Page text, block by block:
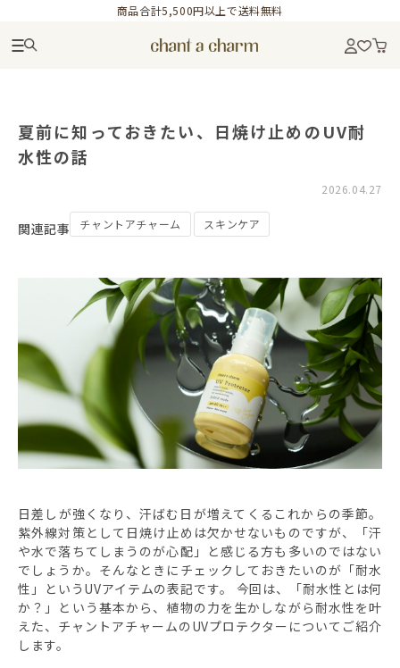
商品合計5,500円以上で送料無料
夏前に知っておきたい、日焼け止めのUV耐
水性の話
2026.04.27
関連記事 チャントアチャーム スキンケア
日差しが強くなり、汗ばむ日が増えてくるこれからの季節。
紫外線対策として日焼け止めは欠かせないものですが、「汗
や水で落ちてしまうのが心配」と感じる方も多いのではない
でしょうか。そんなときにチェックしておきたいのが「耐水
性」というUVアイテムの表記です。 今回は、「耐水性とは何
か？」という基本から、植物の力を生かしながら耐水性を叶
えた、チャントアチャームのUVプロテクターについてご紹介
します。